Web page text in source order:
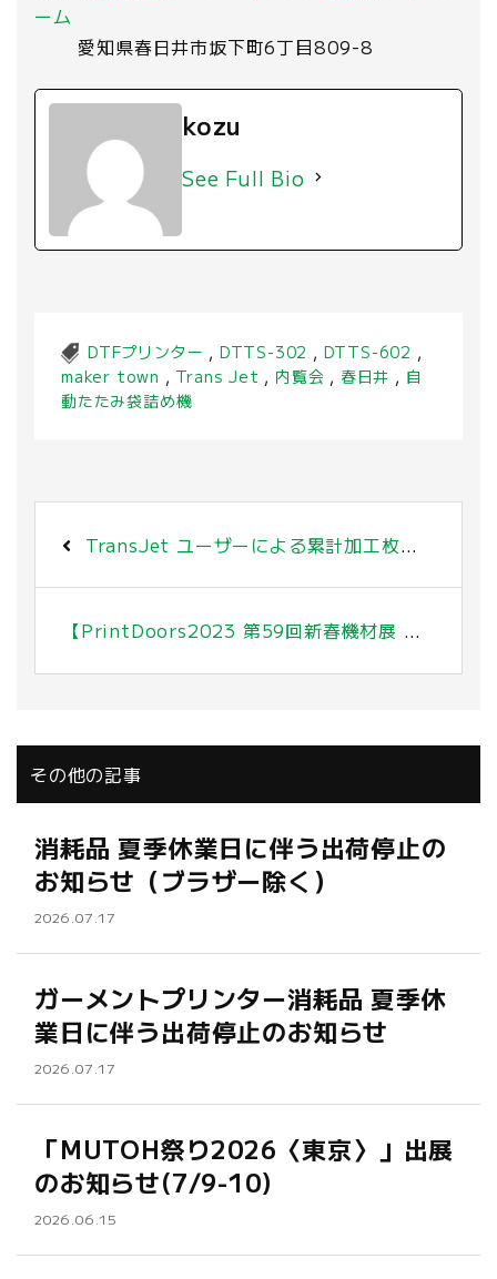
ーム
愛知県春日井市坂下町6丁目809-8
kozu
See Full Bio
DTFプリンター , DTTS-302 , DTTS-602 ,
maker town , Trans Jet , 内覧会 , 春日井 , 自
動たたみ袋詰め機
TransJet ユーザーによる累計加工枚数50万枚突破(※1) DTF加工によるオンデマンド転写方式で新市場を創出
【PrintDoors2023 第59回新春機材展 出展中】愛知・2023年1月25日(水)～1月26日(木)
その他の記事
消耗品 夏季休業日に伴う出荷停止の
お知らせ（ブラザー除く）
2026.07.17
ガーメントプリンター消耗品 夏季休
業日に伴う出荷停止のお知らせ
2026.07.17
「MUTOH祭り2026〈東京〉」出展
のお知らせ(7/9-10)
2026.06.15